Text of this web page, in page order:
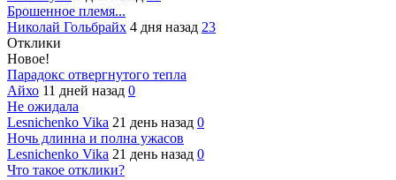
Брошенное племя...
Николай Гольбрайх 4 дня назад 23
Отклики
Новое!
Парадокс отвергнутого тепла
Айхо 11 дней назад 0
Не ожидала
Lesnichenko Vika 21 день назад 0
Ночь длинна и полна ужасов
Lesnichenko Vika 21 день назад 0
Что такое отклики?